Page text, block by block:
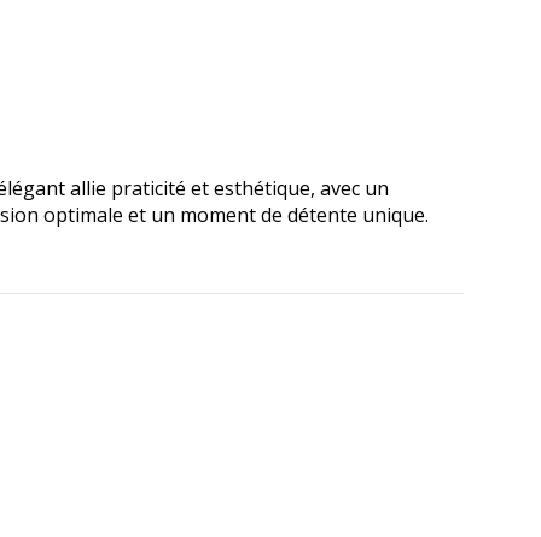
allie praticité et esthétique, avec un
optimale et un moment de détente unique.